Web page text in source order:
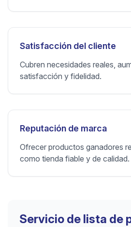
Satisfacción del cliente
Cubren necesidades reales,
satisfacción y fidelidad.
Reputación de marca
Ofrecer productos ganadores
como tienda fiable y de calidad.
Servicio de lista de